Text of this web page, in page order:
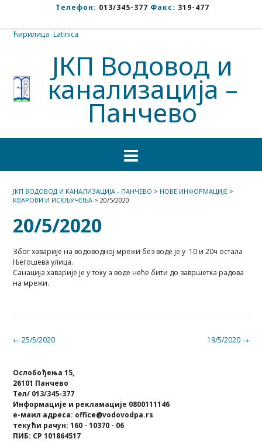
Телефон: 013/345-377 Факс: 319-477
Ћирилица Latinica
ЈКП Водовод и
канализација –
Панчево
ЈКП ВОДОВОД И КАНАЛИЗАЦИЈА - ПАНЧЕВО > НОВЕ ИНФОРМАЦИЈЕ >
КВАРОВИ И ИСКЉУЧЕЊА > 20/5/2020
20/5/2020
Због хаварије на водоводној мрежи без воде је у 10 и 20ч остала
Његошева улица.
Санација хаварије је у току а воде неће бити до завршетка радова
на мрежи.
Post 19/5/2020 →
← 25/5/2020
Ослобођења 15,
26101 Панчево
Тел/ 013/345-377
Информације и рекламације 0800111146
е-маил адреса: office@vodovodpa.rs
текући рачун: 160 - 10370 - 06
ПИБ: СР 101864517